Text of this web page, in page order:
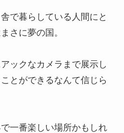
で暮らしている人間にと
さに夢の国。
ックなカメラまで展示し
とができるなんて信じら
一番楽しい場所かもしれ